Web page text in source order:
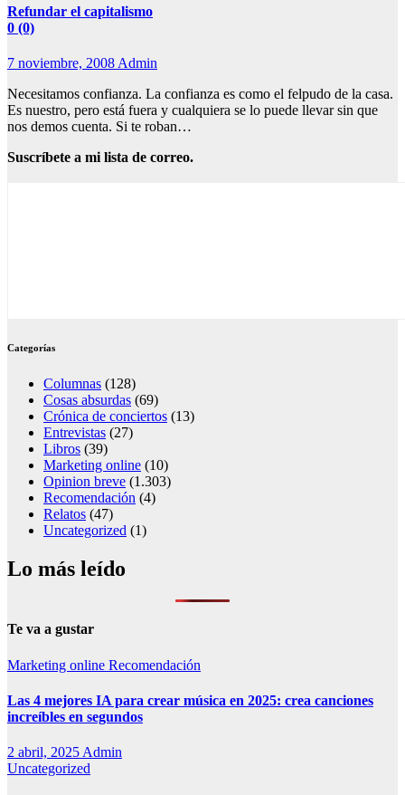
Refundar el capitalismo
0 (0)
7 noviembre, 2008Admin
Necesitamos confianza. La confianza es como el felpudo de la casa.
Es nuestro, pero está fuera y cualquiera se lo puede llevar sin que
nos demos cuenta. Si te roban…
Suscríbete a mi lista de correo.
Categorías
Columnas (128)
Cosas absurdas (69)
Crónica de conciertos (13)
Entrevistas (27)
Libros (39)
Marketing online (10)
Opinion breve (1.303)
Recomendación (4)
Relatos (47)
Uncategorized (1)
Lo más leído
Te va a gustar
Marketing online Recomendación
Las 4 mejores IA para crear música en 2025: crea canciones
increíbles en segundos
2 abril, 2025 Admin
Uncategorized